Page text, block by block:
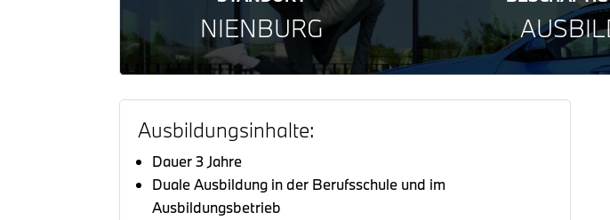
NIENBURG
Ausbildungsinhalte:
Dauer 3 Jahre
Duale Ausbildung in der Berufsschule und im
Ausbildungsbetrieb